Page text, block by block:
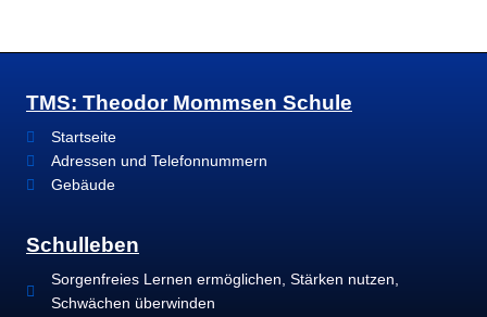
TMS: Theodor Mommsen Schule
Startseite
Adressen und Telefonnummern
Gebäude
Schulleben
Sorgenfreies Lernen ermöglichen, Stärken nutzen,
Schwächen überwinden